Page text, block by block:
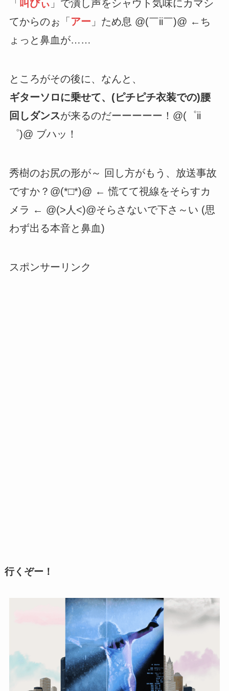
「 叫びぃ 」で潰し声をシャウト気味にカマシ
てからのぉ「 アー 」ため息 @(￣ii￣)@ ←ち
ょっと鼻血が……
ところがその後に、なんと、
ギターソロに乗せて、(ピチピチ衣装での)腰
回しダンスが来るのだーーーーー！@(゜ii
゜)@ ブハッ！
秀樹のお尻の形が～ 回し方がもう、放送事故
ですか？@(*□*)@ ← 慌てて視線をそらすカ
メラ ← @(>人<)@そらさないで下さ～い (思
わず出る本音と鼻血)
スポンサーリンク
行くぞー！